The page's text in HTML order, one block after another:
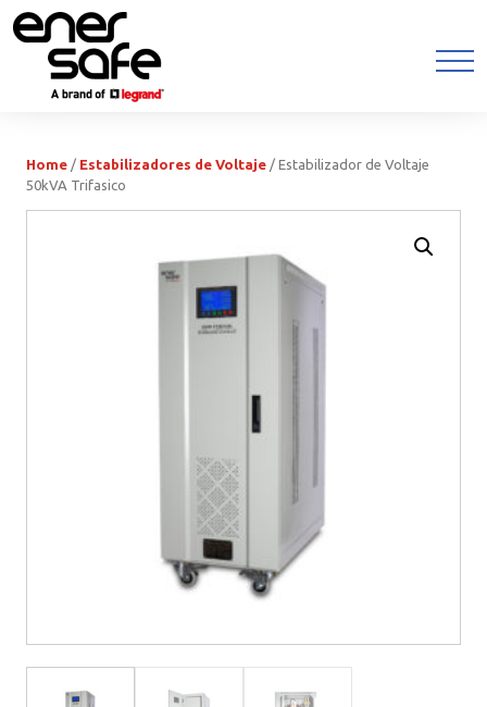
Home / Estabilizadores de Voltaje / Estabilizador de Voltaje
50kVA Trifasico